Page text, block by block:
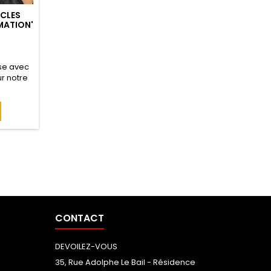
avec
notre
et
sorties
Taille
CONTACT
DEVOILEZ-VOUS
35, Rue Adolphe Le Bail - Résidence